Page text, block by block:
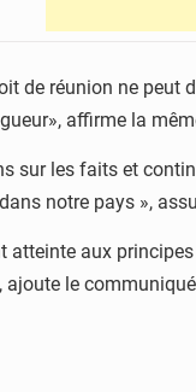
de réunion ne
affirme la
sur les faits et
notre pays »,
atteinte aux
ajoute le